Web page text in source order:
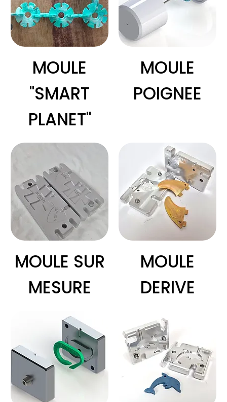
MOULE
"SMART
PLANET"
MOULE
POIGNEE
MOULE SUR
MESURE
MOULE
DERIVE